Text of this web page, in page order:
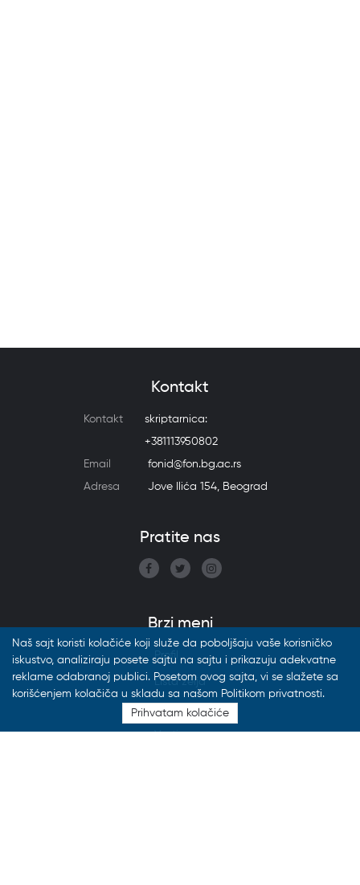
Kontakt
Kontakt
skriptarnica:
+381113950802
Email
fonid@fon.bg.ac.rs
Adresa
Jove Ilića 154, Beograd
Pratite nas
Brzi meni
Profil
Lista želja
Katalozi
Vesti
Naš sajt koristi kolačiće koji služe da poboljšaju vaše korisničko
iskustvo, analiziraju posete sajtu na sajtu i prikazuju adekvatne
reklame odabranoj publici. Posetom ovog sajta, vi se slažete sa
korišćenjem kolačiča u skladu sa našom Politikom privatnosti.
Prihvatam kolačiće